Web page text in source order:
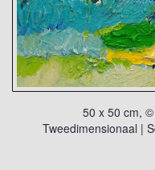
50 x 50 cm,
Tweedimensionaal |